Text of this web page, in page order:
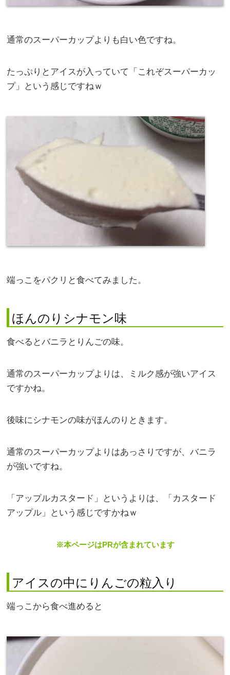
通常のスーパーカップよりも白い色ですね。
たっぷりとアイスが入っていて「これぞスーパーカッ
プ」という感じですねｗ
端っこをパクリと食べてみました。
ほんのりシナモン味
食べるとバニラとりんごの味。
通常のスーパーカップよりは、ミルク感が強いアイス
ですかね。
後味にシナモンの味がほんのりときます。
通常のスーパーカップよりはあっさりですが、バニラ
が強いですね。
「アップルカスタード」というよりは、「カスタード
アップル」という感じですかねｗ
※本ページはPRが含まれています
アイスの中にりんごの粒入り
端っこから食べ進めると